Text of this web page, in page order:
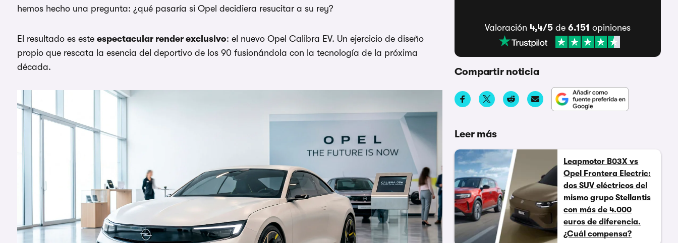
hemos hecho una pregunta: ¿qué pasaría si Opel decidiera resucitar a su rey?
El resultado es este espectacular render exclusivo: el nuevo Opel Calibra EV. Un ejercicio de diseño
propio que rescata la esencia del deportivo de los 90 fusionándola con la tecnología de la próxima
década.
Valoración 4,4/5de 6.151 opiniones
Compartir noticia
Leer más
Leapmotor B03X vs
Opel Frontera Electric:
dos SUV eléctricos del
mismo grupo Stellantis
con más de 4.000
euros de diferencia.
¿Cuál compensa?